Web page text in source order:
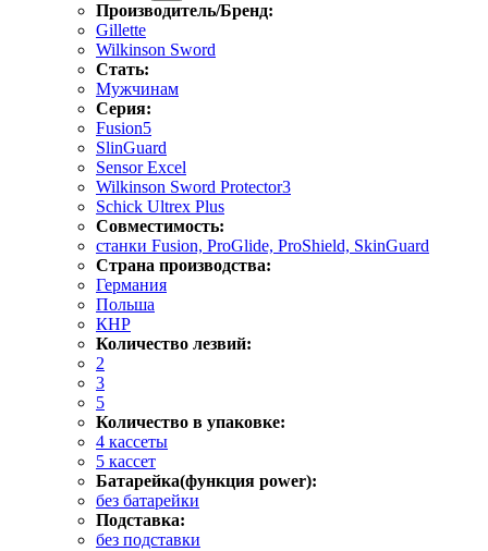
Производитель/Бренд:
Gillette
Wilkinson Sword
Стать:
Мужчинам
Серия:
Fusion5
SlinGuard
Sensor Excel
Wilkinson Sword Protector3
Schick Ultrex Plus
Совместимость:
станки Fusion, ProGlide, ProShield, SkinGuard
Страна производства:
Германия
Польша
КНР
Количество лезвий:
2
3
5
Количество в упаковке:
4 кассеты
5 кассет
Батарейка(функция power):
без батарейки
Подставка:
без подставки